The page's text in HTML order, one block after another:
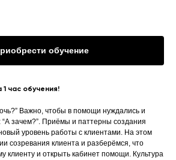
обучение
час обучения!
Важно, чтобы в помощи нуждались и
“А зачем?”. Приёмы и паттерны создания
уровень работы с клиентами. На этом
созревания клиента и разберёмся, что
клиенту и открыть кабинет помощи. Культура